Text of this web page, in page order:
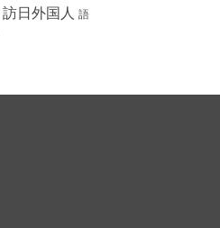
訪日外国人 語